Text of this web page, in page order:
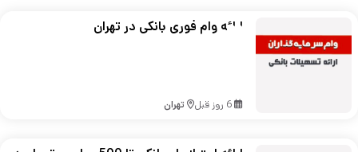
ارائه وام فوری بانکی در تهران
6 روز قبل تهران